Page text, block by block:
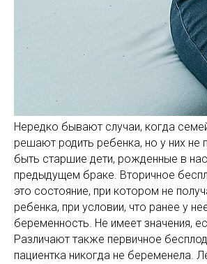
Нередко бывают случаи, когда
решают родить ребенка, но у них не
быть старшие дети, рожденные в
предыдущем браке. Вторичное
это состояние, при котором не
ребенка, при условии, что ранее у
беременность. Не имеет значения,
Различают также первичное
пациентка никогда не беременела.